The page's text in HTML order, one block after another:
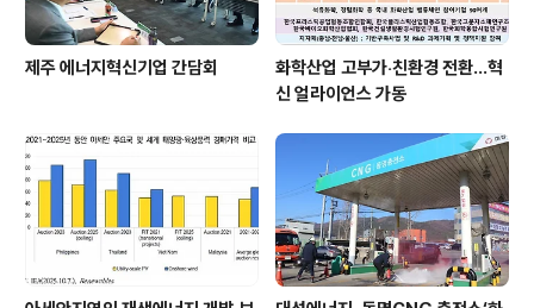
제주 에너지혁신기업 간담회
화학산업 고부가‧친환경 전환…혁
신 얼라이언스 가동